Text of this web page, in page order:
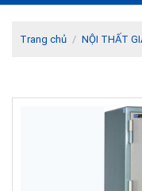
Trang chủ / NỘI THẤT